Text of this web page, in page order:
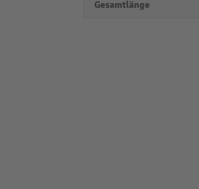
Gesamtlänge